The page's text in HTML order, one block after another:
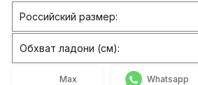
Российский размер:
Обхват ладони (см):
Max Whatsapp